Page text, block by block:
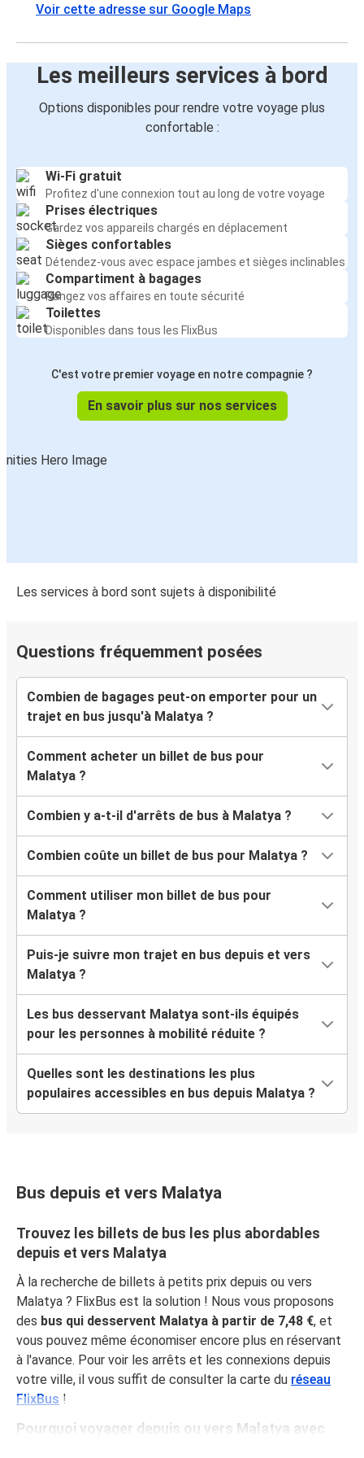
Voir cette adresse sur Google Maps
Les meilleurs services à bord
Options disponibles pour rendre votre voyage plus
confortable :
Wi-Fi gratuit
Profitez d'une connexion tout au long de votre voyage
Prises électriques
Gardez vos appareils chargés en déplacement
Sièges confortables
Détendez-vous avec espace jambes et sièges inclinables
Compartiment à bagages
Rangez vos affaires en toute sécurité
Toilettes
Disponibles dans tous les FlixBus
C'est votre premier voyage en notre compagnie ?
En savoir plus sur nos services
Les services à bord sont sujets à disponibilité
Questions fréquemment posées
Combien de bagages peut-on emporter pour un
trajet en bus jusqu'à Malatya ?
Comment acheter un billet de bus pour
Malatya ?
Combien y a-t-il d'arrêts de bus à Malatya ?
Combien coûte un billet de bus pour Malatya ?
Comment utiliser mon billet de bus pour
Malatya ?
Puis-je suivre mon trajet en bus depuis et vers
Malatya ?
Les bus desservant Malatya sont-ils équipés
pour les personnes à mobilité réduite ?
Quelles sont les destinations les plus
populaires accessibles en bus depuis Malatya ?
Bus depuis et vers Malatya
Trouvez les billets de bus les plus abordables
depuis et vers Malatya
À la recherche de billets à petits prix depuis ou vers
Malatya ? FlixBus est la solution ! Nous vous proposons
des bus qui desservent Malatya à partir de 7,48 €, et
vous pouvez même économiser encore plus en réservant
à l'avance. Pour voir les arrêts et les connexions depuis
votre ville, il vous suffit de consulter la carte du réseau
FlixBus !
Pourquoi voyager depuis ou vers Malatya avec